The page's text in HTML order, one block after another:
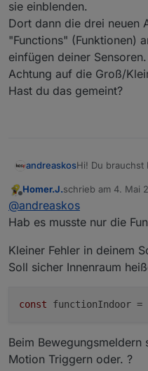
sie einblenden.
Dort dann die drei neuen
"Functions" (Funktionen)
einfügen deiner Sensoren.
Achtung auf die Groß/
Hast du das gemeint?
andreaskosHi! Du brauchst
Einfach drei
im ioBroker-
der Auswahl
Dort dann die
"Functions"
einfügen deiner
Hast du das
Offline
Homer.J.schrieb am 4. Mai
zuletzt editiert von
@andreaskos
Hab es musste nur die
Kleiner Fehler in deinem
Soll sicher Innenraum
const functionIndoor =
Beim
Motion Triggern oder. ?